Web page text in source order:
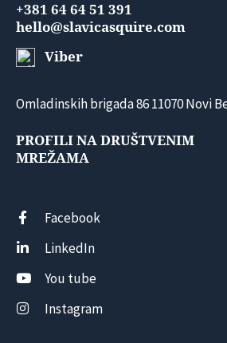
+381 64 64 51 391
hello@slavicasquire.com
Viber
Omladinskih brigada 86 11070 Novi
PROFILI NA DRUŠTVENIM
MREŽAMA
Facebook
LinkedIn
You tube
Instagram